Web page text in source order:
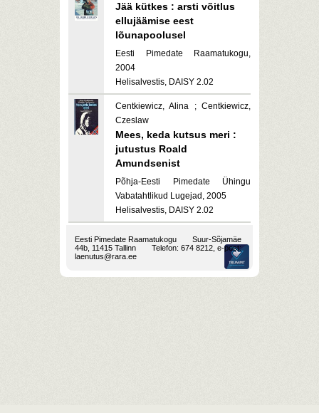
Jää kütkes : arsti võitlus
ellujäämise eest
lõunapoolusel
Eesti Pimedate Raamatukogu,
2004
Helisalvestis, DAISY 2.02
Centkiewicz, Alina ; Centkiewicz,
Czeslaw
Mees, keda kutsus meri :
jutustus Roald
Amundsenist
Põhja-Eesti Pimedate Ühingu
Vabatahtlikud Lugejad, 2005
Helisalvestis, DAISY 2.02
Eesti Pimedate Raamatukogu
Suur-Sõjamäe
44b, 11415 Tallinn
Telefon: 674 8212, e-post:
laenutus@rara.ee